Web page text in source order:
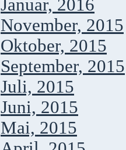
Januar, 2016
November, 2015
Oktober, 2015
September, 2015
Juli, 2015
Juni, 2015
Mai, 2015